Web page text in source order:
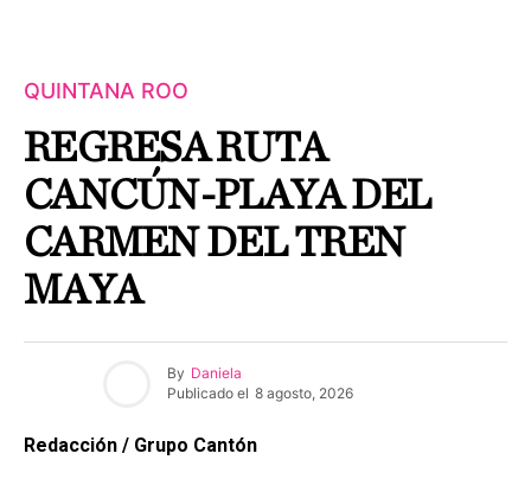
QUINTANA ROO
REGRESA RUTA
CANCÚN-PLAYA DEL
CARMEN DEL TREN
MAYA
By Daniela
Publicado el 8 agosto, 2026
Redacción / Grupo Cantón